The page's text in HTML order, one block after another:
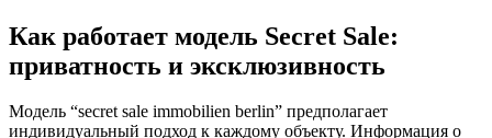
Как работает модель Secret Sale:
приватность и эксклюзивность
Модель “secret sale immobilien berlin” предполагает
индивидуальный подход к каждому объекту. Информация о